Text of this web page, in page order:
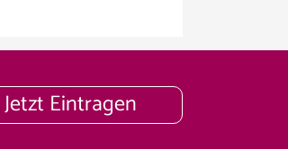
Jetzt Eintragen